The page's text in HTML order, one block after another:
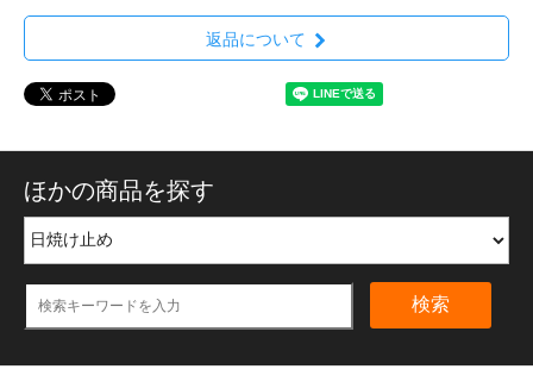
返品について
ほかの商品を探す
検索